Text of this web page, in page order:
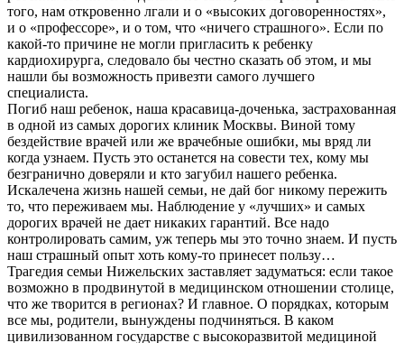
того, нам откровенно лгали и о «высоких договоренностях»,
и о «профессоре», и о том, что «ничего страшного». Если по
какой-то причине не могли пригласить к ребенку
кардиохирурга, следовало бы честно сказать об этом, и мы
нашли бы возможность привезти самого лучшего
специалиста.
Погиб наш ребенок, наша красавица-доченька, застрахованная
в одной из самых дорогих клиник Москвы. Виной тому
бездействие врачей или же врачебные ошибки, мы вряд ли
когда узнаем. Пусть это останется на совести тех, кому мы
безгранично доверяли и кто загубил нашего ребенка.
Искалечена жизнь нашей семьи, не дай бог никому пережить
то, что переживаем мы. Наблюдение у «лучших» и самых
дорогих врачей не дает никаких гарантий. Все надо
контролировать самим, уж теперь мы это точно знаем. И пусть
наш страшный опыт хоть кому-то принесет пользу…
Трагедия семьи Нижельских заставляет задуматься: если такое
возможно в продвинутой в медицинском отношении столице,
что же творится в регионах? И главное. О порядках, которым
все мы, родители, вынуждены подчиняться. В каком
цивилизованном государстве с высокоразвитой медициной